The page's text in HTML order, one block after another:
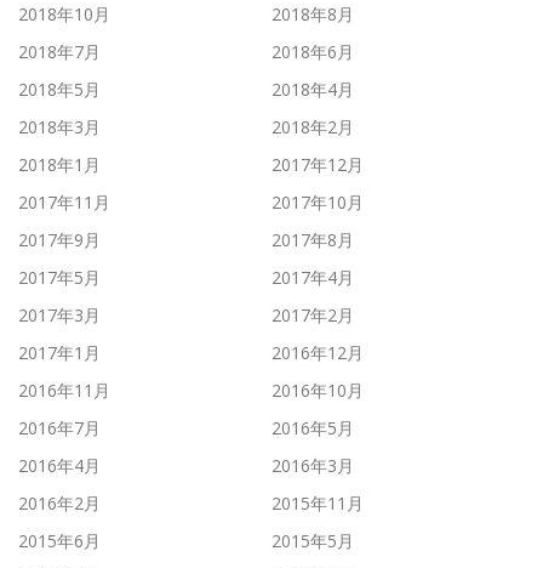
2018年10月
2018年8月
2018年7月
2018年6月
2018年5月
2018年4月
2018年3月
2018年2月
2018年1月
2017年12月
2017年11月
2017年10月
2017年9月
2017年8月
2017年5月
2017年4月
2017年3月
2017年2月
2017年1月
2016年12月
2016年11月
2016年10月
2016年7月
2016年5月
2016年4月
2016年3月
2016年2月
2015年11月
2015年6月
2015年5月